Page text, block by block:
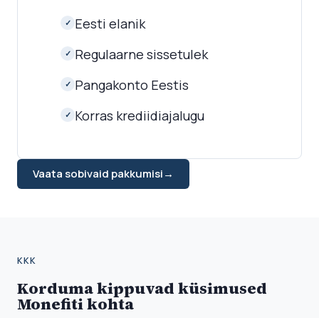
✓ Eesti elanik
✓ Regulaarne sissetulek
✓ Pangakonto Eestis
✓ Korras krediidiajalugu
Vaata sobivaid pakkumisi→
KKK
Korduma kippuvad küsimused
Monefiti kohta